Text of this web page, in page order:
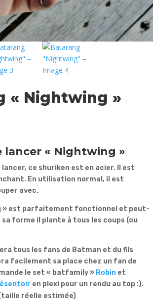
« Nightwing »
lancer « Nightwing »
ce shuriken est en acier. Il est
En utilisation normal, il est
avec.
» est parfaitement fonctionnel et peut-
forme il plante à tous les coups (ou
tous les fans de Batman et du fils
facilement sa place chez un fan de
le set « batfamily » Robin et
en plexi pour un rendu au top :).
réelle estimée)